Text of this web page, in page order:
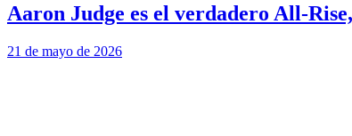
Aaron Judge es el verdadero All-
21 de mayo de 2026